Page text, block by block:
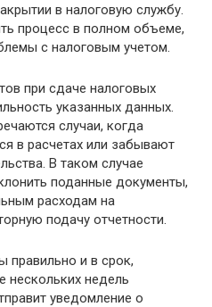
в налоговую службу.
процесс в полном объеме,
с налоговым учетом.
при сдаче налоговых
указанных данных.
случаи, когда
в расчетах или забывают
В таком случае
поданные документы,
расходам на
подачу отчетности.
правильно и в срок,
нескольких недель
уведомление о